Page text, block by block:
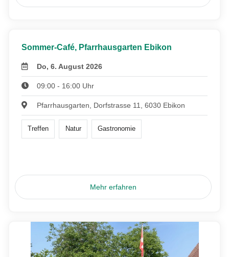
Sommer-Café, Pfarrhausgarten Ebikon
Do, 6. August 2026
09:00 - 16:00 Uhr
Pfarrhausgarten, Dorfstrasse 11, 6030 Ebikon
Treffen Natur Gastronomie
Mehr erfahren